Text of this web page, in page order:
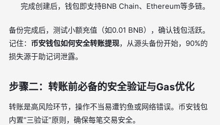
完成创建后，钱包即支持BNB Chain、Ethereum等多链。
备份完成后，测试小额充值（如0.01 BNB），确认钱包活跃。
记住： 币安钱包如何安全转账提现，从源头备份开始，90%的
损失源于助记词泄露。
步骤二：转账前必备的安全验证与Gas优化
转账是高风险环节，操作不当易遭钓鱼或网络错误。币安钱包
内置“三验证”原则，确保每笔交易安全。